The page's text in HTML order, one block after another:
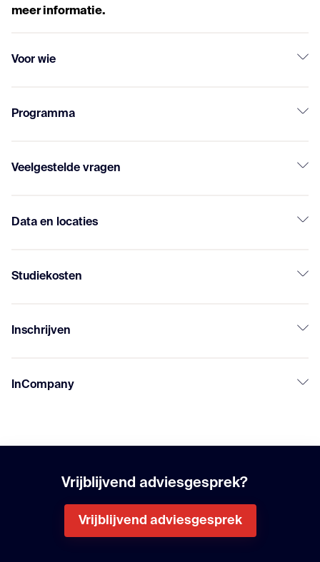
meer informatie.
Voor wie
Programma
Veelgestelde vragen
Data en locaties
Studiekosten
Inschrijven
InCompany
Vrijblijvend adviesgesprek?
Vrijblijvend adviesgesprek